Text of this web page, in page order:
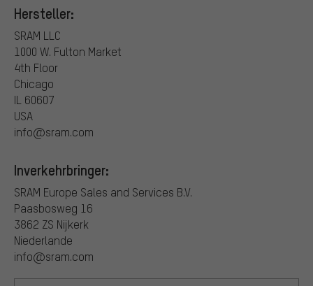
Hersteller:
SRAM LLC
1000 W. Fulton Market
4th Floor
Chicago
IL 60607
USA
info@sram.com
Inverkehrbringer:
SRAM Europe Sales and Services B.V.
Paasbosweg 16
3862 ZS Nijkerk
Niederlande
info@sram.com